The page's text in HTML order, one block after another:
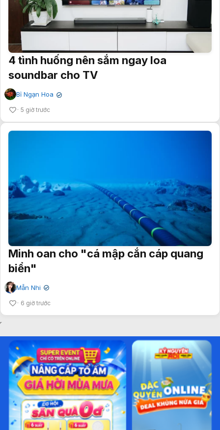
4 tình huống nên sắm ngay loa
soundbar cho TV
Bỉ Ngạn Hoa ✔
5 giờ trước
Minh oan cho "cá mập cắn cáp quang
biển"
Mẫn Nhi ✔
6 giờ trước